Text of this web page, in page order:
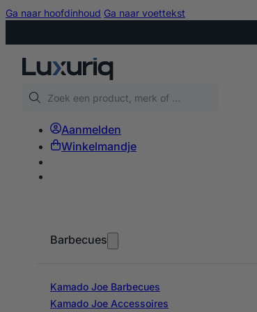
Ga naar hoofdinhoud Ga naar voettekst
Zoeken
Aanmelden
Winkelmandje
Barbecues
Kamado Joe Barbecues
Kamado Joe Accessoires